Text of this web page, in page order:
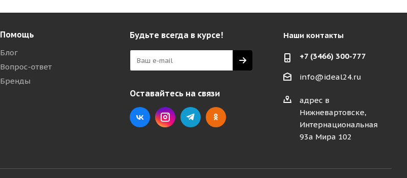
Помощь
Блог
Вопрос-ответ
Бренды
Будьте всегда в курсе!
Оставайтесь на связи
Наши контакты
+7 (3466) 300-777
info@ideal24.ru
адрес в
Нижневартовске,
Интернациональная
93а Мира 102